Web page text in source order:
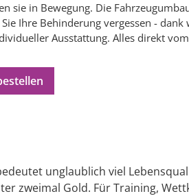
sie in Bewegung. Die
Ihre Behinderung vergessen -
Ausstattung. Alles direkt
unglaublich viel
zweimal Gold. Für Training,